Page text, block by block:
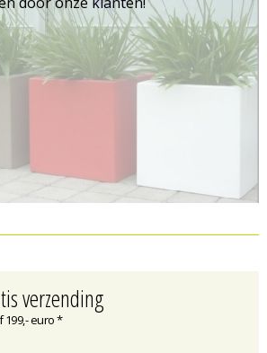
verzending
199,- euro *